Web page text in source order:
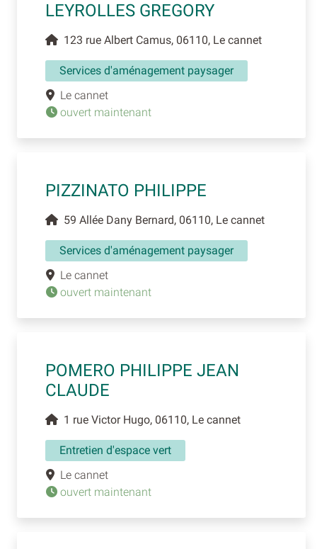
LEYROLLES GREGORY
123 rue Albert Camus, 06110, Le cannet
Services d'aménagement paysager
Le cannet
ouvert maintenant
PIZZINATO PHILIPPE
59 Allée Dany Bernard, 06110, Le cannet
Services d'aménagement paysager
Le cannet
ouvert maintenant
POMERO PHILIPPE JEAN
CLAUDE
1 rue Victor Hugo, 06110, Le cannet
Entretien d'espace vert
Le cannet
ouvert maintenant